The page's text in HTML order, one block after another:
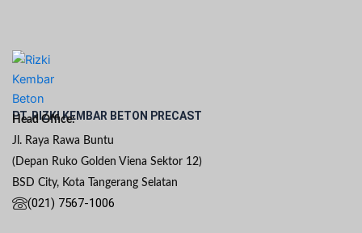
PT. RIZKI KEMBAR BETON PRECAST
Head Office:
Jl. Raya Rawa Buntu
(Depan Ruko Golden Viena Sektor 12)
BSD City, Kota Tangerang Selatan
(021) 7567-1006